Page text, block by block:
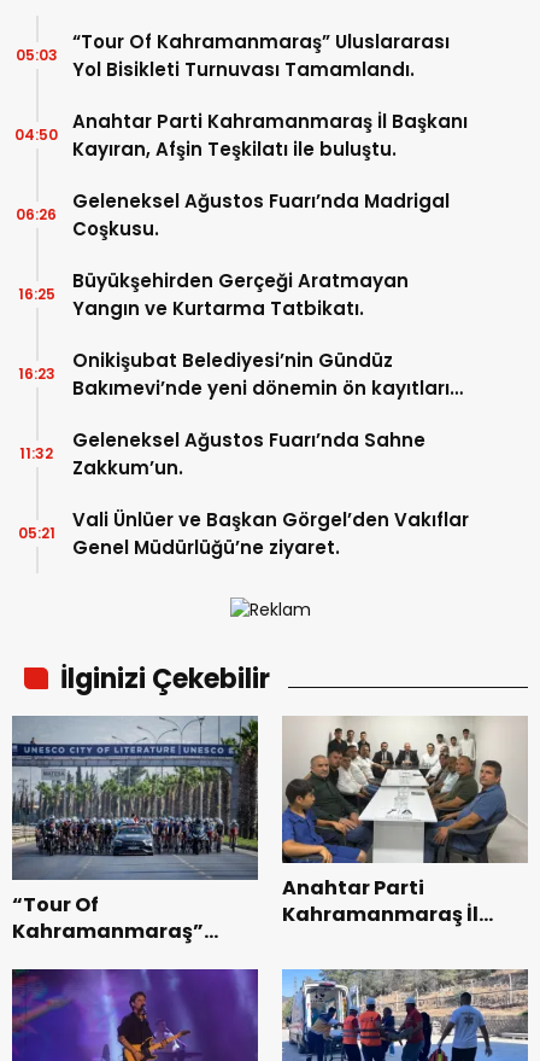
“Tour Of Kahramanmaraş” Uluslararası
Yol Bisikleti Turnuvası Tamamlandı.
05:03
Anahtar Parti Kahramanmaraş İl Başkanı
Kayıran, Afşin Teşkilatı ile buluştu.
04:50
Geleneksel Ağustos Fuarı’nda Madrigal
Coşkusu.
06:26
Büyükşehirden Gerçeği Aratmayan
Yangın ve Kurtarma Tatbikatı.
16:25
Onikişubat Belediyesi’nin Gündüz
Bakımevi’nde yeni dönemin ön kayıtları
16:23
Geleneksel Ağustos Fuarı’nda Sahne
Zakkum’un.
11:32
Vali Ünlüer ve Başkan Görgel’den Vakıflar
Genel Müdürlüğü’ne ziyaret.
05:21
İlginizi Çekebilir
“Tour Of
Kahramanmaraş”
Bisikleti Turnuvası
Tamamlandı.
Anahtar Parti
Kahramanmaraş İl
Teşkilatı ile buluştu.